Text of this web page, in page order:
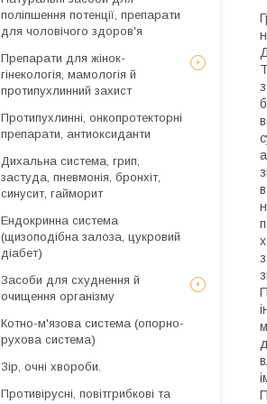
поліпшення потенції, препарати
для чоловічого здоров'я
Препарати для жінок-
гінекологія, мамологія й
протипухлинний захист
Протипухлинні, онкопротекторні
препарати, антиоксиданти
Дихальна система, грип,
застуда, пневмонія, бронхіт,
синусит, гайморит
Ендокринна система
(щизоподібна залоза, цукровий
діабет)
Засоби для схуднення й
очищення організму
Котно-м'язова система (опорно-
рухова система)
Зір, очні хвороби.
Противірусні, повітгрибкові та